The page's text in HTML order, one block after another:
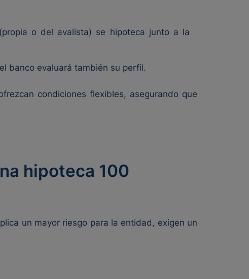
o del avalista) se hipoteca junto a la
banco evaluará también su perfil.
condiciones flexibles, asegurando que
hipoteca 100
un mayor riesgo para la entidad, exigen un